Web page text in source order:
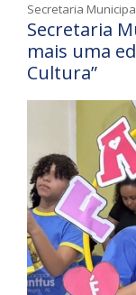
Secretaria
Secretaria
mais uma
Cultura”